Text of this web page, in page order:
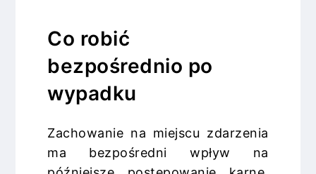
Co robić
bezpośrednio po
wypadku
Zachowanie na miejscu zdarzenia
ma bezpośredni wpływ na